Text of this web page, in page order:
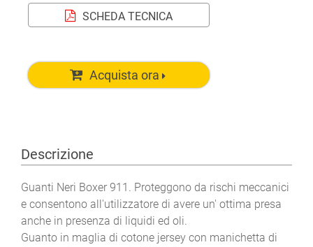
SCHEDA TECNICA
Acquista ora
Descrizione
Guanti Neri Boxer 911. Proteggono da rischi meccanici
e consentono all'utilizzatore di avere un' ottima presa
anche in presenza di liquidi ed oli.
Guanto in maglia di cotone jersey con manichetta di